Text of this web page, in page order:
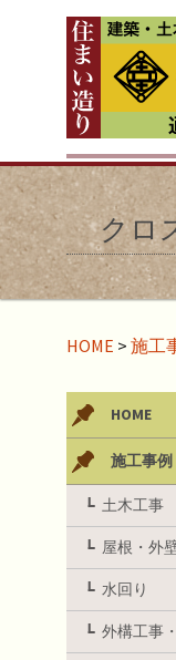
クロ
HOME > 施工
HOME
施工事例
土木工事
屋根・外
水回り
外構工事